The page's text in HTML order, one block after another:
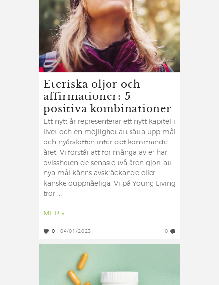
Eteriska oljor och
affirmationer: 5
positiva kombinationer
Ett nytt år representerar ett nytt kapitel i
livet och en möjlighet att sätta upp mål
och nyårslöften inför det kommande
året. Vi förstår att för många av er har
ovissheten de senaste två åren gjort att
nya mål känns avskräckande eller
kanske ouppnåeliga. Vi på Young Living
tror ...
MER »
0 04/01/2023 0